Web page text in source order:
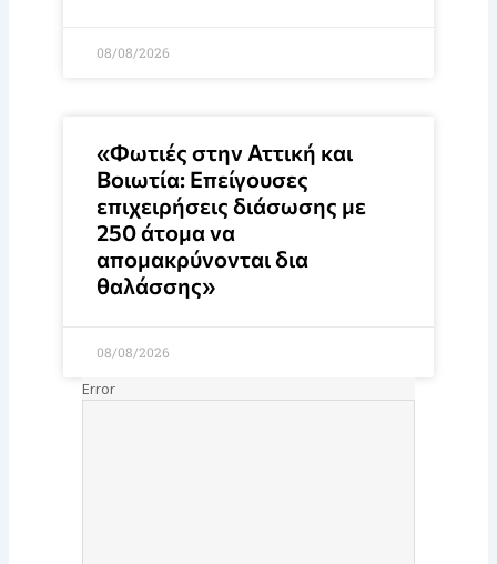
08/08/2026
«Φωτιές στην Αττική και
Βοιωτία: Επείγουσες
επιχειρήσεις διάσωσης με
250 άτομα να
απομακρύνονται δια
θαλάσσης»
08/08/2026